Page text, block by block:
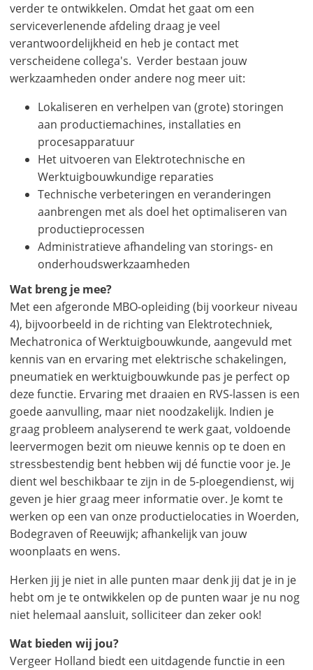
verder te ontwikkelen. Omdat het gaat om een
serviceverlenende afdeling draag je veel
verantwoordelijkheid en heb je contact met
verscheidene collega's. Verder bestaan jouw
werkzaamheden onder andere nog meer uit:
Lokaliseren en verhelpen van (grote) storingen
aan productiemachines, installaties en
procesapparatuur
Het uitvoeren van Elektrotechnische en
Werktuigbouwkundige reparaties
Technische verbeteringen en veranderingen
aanbrengen met als doel het optimaliseren van
productieprocessen
Administratieve afhandeling van storings- en
onderhoudswerkzaamheden
Wat breng je mee?
Met een afgeronde MBO-opleiding (bij voorkeur niveau
4), bijvoorbeeld in de richting van Elektrotechniek,
Mechatronica of Werktuigbouwkunde, aangevuld met
kennis van en ervaring met elektrische schakelingen,
pneumatiek en werktuigbouwkunde pas je perfect op
deze functie. Ervaring met draaien en RVS-lassen is een
goede aanvulling, maar niet noodzakelijk. Indien je
graag probleem analyserend te werk gaat, voldoende
leervermogen bezit om nieuwe kennis op te doen en
stressbestendig bent hebben wij dé functie voor je. Je
dient wel beschikbaar te zijn in de 5-ploegendienst, wij
geven je hier graag meer informatie over. Je komt te
werken op een van onze productielocaties in Woerden,
Bodegraven of Reeuwijk; afhankelijk van jouw
woonplaats en wens.
Herken jij je niet in alle punten maar denk jij dat je in je
hebt om je te ontwikkelen op de punten waar je nu nog
niet helemaal aansluit, solliciteer dan zeker ook!
Wat bieden wij jou?
Vergeer Holland biedt een uitdagende functie in een